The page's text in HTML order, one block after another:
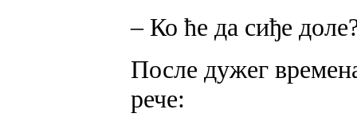
– Ко ће да сиђе
После дужег
рече: